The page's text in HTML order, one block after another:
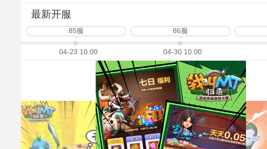
最新开服
85服
04-23 10:00
86服
04-30 10:00